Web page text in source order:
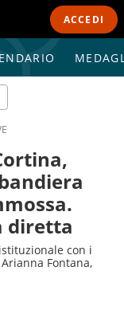
ACCEDI
diretta
con i
Fontana,